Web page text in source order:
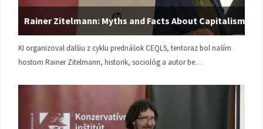
Rainer Zitelmann: Myths and Facts About Capitalism
KI organizoval ďalšiu z cyklu prednášok CEQLS, tentoraz bol naším
hosťom Rainer Zitelmann, historik, sociológ a autor be…